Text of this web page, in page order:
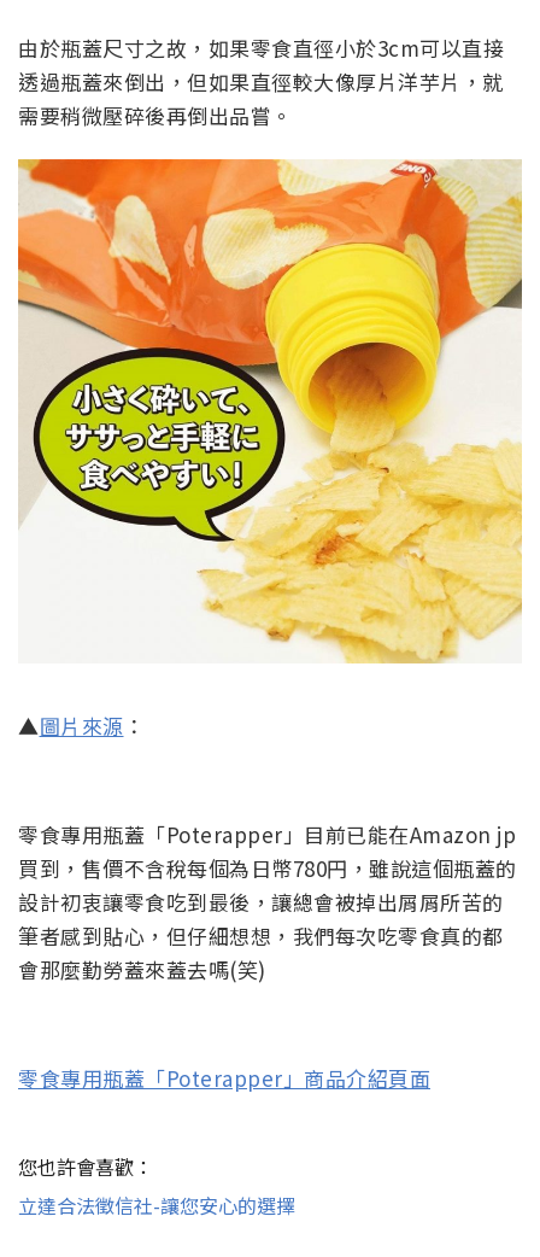
由於瓶蓋尺寸之故，如果零食直徑小於3cm可以直接
透過瓶蓋來倒出，但如果直徑較大像厚片洋芋片，就
需要稍微壓碎後再倒出品嘗。
▲圖片來源 ：
零食專用瓶蓋「Poterapper」目前已能在Amazon jp
買到，售價不含稅每個為日幣780円，雖說這個瓶蓋的
設計初衷讓零食吃到最後，讓總會被掉出屑屑所苦的
筆者感到貼心，但仔細想想，我們每次吃零食真的都
會那麼勤勞蓋來蓋去嗎(笑)
零食專用瓶蓋「Poterapper」商品介紹頁面
您也許會喜歡：
立達合法徵信社-讓您安心的選擇